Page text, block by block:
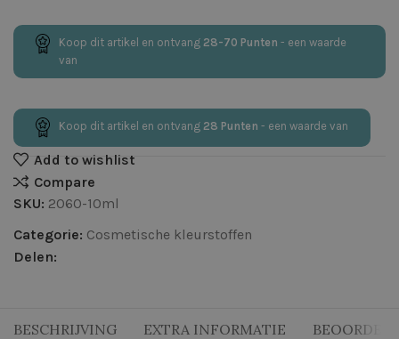
Koop dit artikel en ontvang 28-70 Punten - een waarde
van
Koop dit artikel en ontvang 28 Punten - een waarde van
Add to wishlist
Compare
SKU: 2060-10ml
Categorie: Cosmetische kleurstoffen
Delen:
BESCHRIJVING EXTRA INFORMATIE